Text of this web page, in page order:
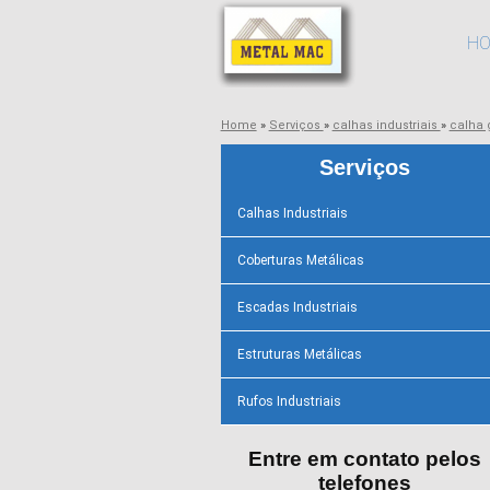
Home » Serviços » calhas industriais » calha
Serviços
Calhas Industriais
Coberturas Metálicas
Escadas Industriais
Estruturas Metálicas
Rufos Industriais
Entre em contato pelos
telefones